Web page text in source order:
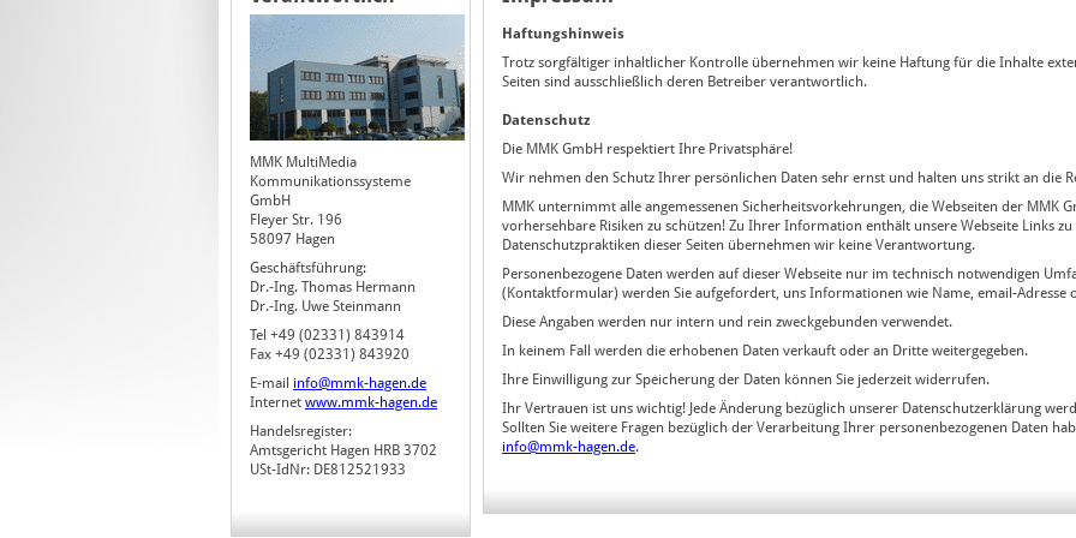
MMK MultiMedia
Kommunikationssysteme
GmbH
Fleyer Str. 196
58097 Hagen
Geschäftsführung:
Dr.-Ing. Thomas Hermann
Dr.-Ing. Uwe Steinmann
Tel +49 (02331) 843914
Fax +49 (02331) 843920
E-mail info@mmk-hagen.de
Internet www.mmk-hagen.de
Handelsregister:
Amtsgericht Hagen HRB 3702
USt-IdNr: DE812521933
Haftungshinweis
Trotz sorgfältiger inhaltlicher Kontrolle übernehmen wir keine Haftung für die Inhalte
Seiten sind ausschließlich deren Betreiber verantwortlich.
Datenschutz
Die MMK GmbH respektiert Ihre Privatsphäre!
Wir nehmen den Schutz Ihrer persönlichen Daten sehr ernst und halten uns strikt an die
MMK unternimmt alle angemessenen Sicherheitsvorkehrungen, die Webseiten der MMK
vorhersehbare Risiken zu schützen! Zu Ihrer Information enthält unsere Webseite Links
Datenschutzpraktiken dieser Seiten übernehmen wir keine Verantwortung.
Personenbezogene Daten werden auf dieser Webseite nur im technisch notwendigen
(Kontaktformular) werden Sie aufgefordert, uns Informationen wie Name, email-Adresse
Diese Angaben werden nur intern und rein zweckgebunden verwendet.
In keinem Fall werden die erhobenen Daten verkauft oder an Dritte weitergegeben.
Ihre Einwilligung zur Speicherung der Daten können Sie jederzeit widerrufen.
Ihr Vertrauen ist uns wichtig! Jede Änderung bezüglich unserer Datenschutzerklärung
Sollten Sie weitere Fragen bezüglich der Verarbeitung Ihrer personenbezogenen Daten
info@mmk-hagen.de.